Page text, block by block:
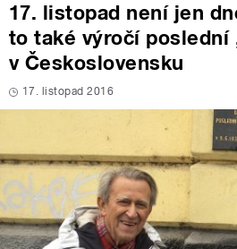
17. listopad není jen
to také výročí poslední
v Československu
17. listopad 2016